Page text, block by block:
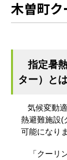
木曽町
指定暑
ター）とは
気候変動
熱避難施設(
可能になり
「クーリ